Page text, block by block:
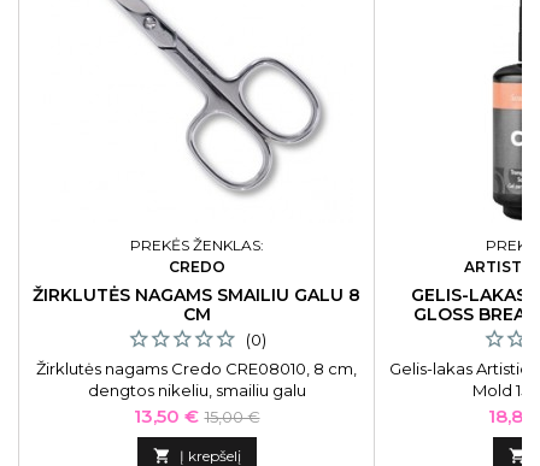
PREKĖS ŽENKLAS:
CREDO
ŽIRKLUTĖS NAGAMS SMAILIU GALU 8
CM
(0)
Žirklutės nagams Credo CRE08010, 8 cm,
dengtos nikeliu, smailiu galu
Kaina
13,50 € Bazinė
kaina
15,00 €
 Į krepšelį
GELIS-LAKAS
GLOSS
Gelis-lakas Artistic
Mold 15
Kaina
18,81
